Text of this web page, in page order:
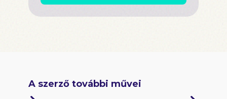
A szerző további művei